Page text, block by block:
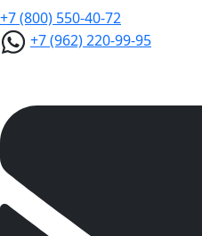
+7 (800) 550-40-72
+7 (962) 220-99-95